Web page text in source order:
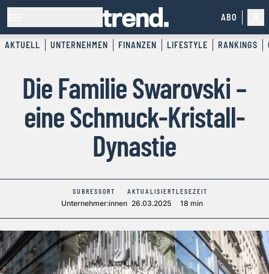
ABO
AKTUELL UNTERNEHMEN FINANZEN LIFESTYLE RANKINGS
Die Familie Swarovski –
eine Schmuck-Kristall-
Dynastie
SUBRESSORT
Unternehmer:innen
AKTUALISIERT
26.03.2025
LESEZEIT
18 min